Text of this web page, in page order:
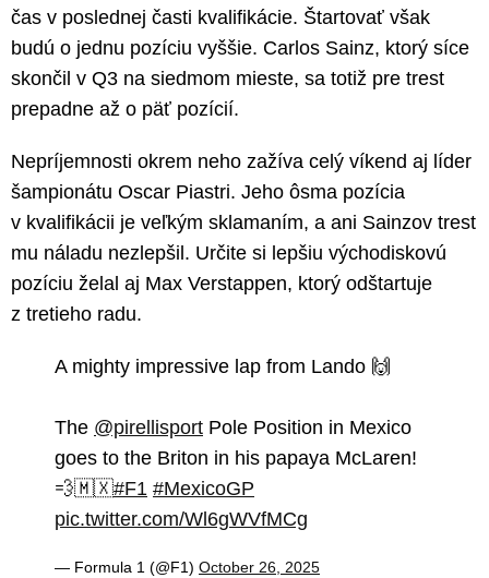
čas v poslednej časti kvalifikácie. Štartovať však
budú o jednu pozíciu vyššie. Carlos Sainz, ktorý síce
skončil v Q3 na siedmom mieste, sa totiž pre trest
prepadne až o päť pozícií.
Nepríjemnosti okrem neho zažíva celý víkend aj líder
šampionátu Oscar Piastri. Jeho ôsma pozícia
v kvalifikácii je veľkým sklamaním, a ani Sainzov trest
mu náladu nezlepšil. Určite si lepšiu východiskovú
pozíciu želal aj Max Verstappen, ktorý odštartuje
z tretieho radu.
A mighty impressive lap from Lando 🙌
The @pirellisport Pole Position in Mexico
goes to the Briton in his papaya McLaren!
💨🇲🇽#F1 #MexicoGP
pic.twitter.com/Wl6gWVfMCg
— Formula 1 (@F1) October 26, 2025